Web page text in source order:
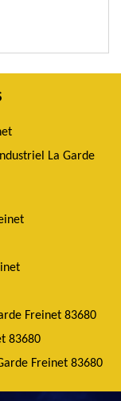
La Garde
Freinet 83680
83680
Freinet 83680